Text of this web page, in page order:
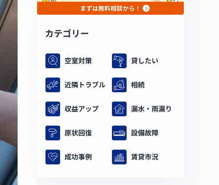
カテゴリー
空室対策 貸したい
近隣トラブル 相続
収益アップ 漏水・雨漏り
原状回復 設備故障
成功事例 賃貸市況